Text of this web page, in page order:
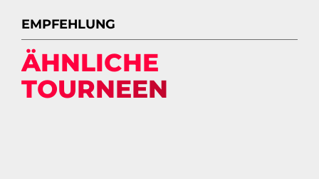
EMPFEHLUNG
ÄHNLICHE
TOURNEEN